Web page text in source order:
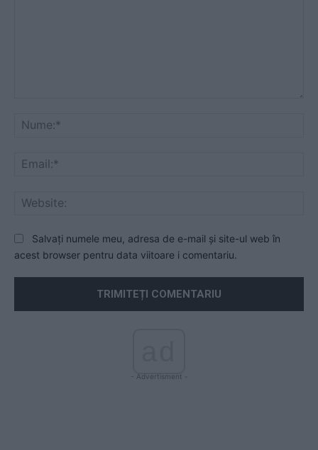
Salvați numele meu, adresa de e-mail și site-ul web în
acest browser pentru data viitoare i comentariu.
- Advertisment -